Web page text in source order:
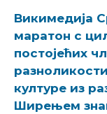
Викимедија
маратон с
постојећих
културе из
Ширењем